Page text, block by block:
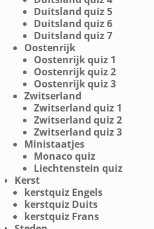
Duitsland quiz 5
Duitsland quiz 6
Duitsland quiz 7
Oostenrijk
Oostenrijk quiz 1
Oostenrijk quiz 2
Oostenrijk quiz 3
Zwitserland
Zwitserland quiz 1
Zwitserland quiz 2
Zwitserland quiz 3
Ministaatjes
Monaco quiz
Liechtenstein quiz
Kerst
kerstquiz Engels
kerstquiz Duits
kerstquiz Frans